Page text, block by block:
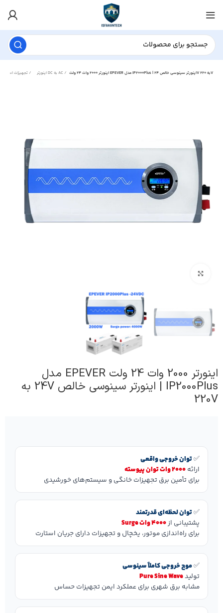
تجهیزات اصلی آفگرید اینورتر DC به AC اینورتر 2000 وات 24 ولت EPEVER مدل IP2000Plus | اینورتر سینوسی خالص 24V به 220V
اینورتر 2000 وات 24 ولت EPEVER مدل
IP2000Plus | اینورتر سینوسی خالص 24V به
220V
✅توان خروجی واقعی
ارائه2000 وات توان پیوسته
برای تأمین برق تجهیزات خانگی و سیستم‌های خورشیدی
✅توان لحظه‌ای قدرتمند
پشتیبانی از4000 وات Surge
برای راه‌اندازی موتور، یخچال و تجهیزات دارای جریان استارت
✅موج خروجی کاملاً سینوسی
تولیدPure Sine Wave
مشابه برق شهری برای عملکرد ایمن تجهیزات حساس